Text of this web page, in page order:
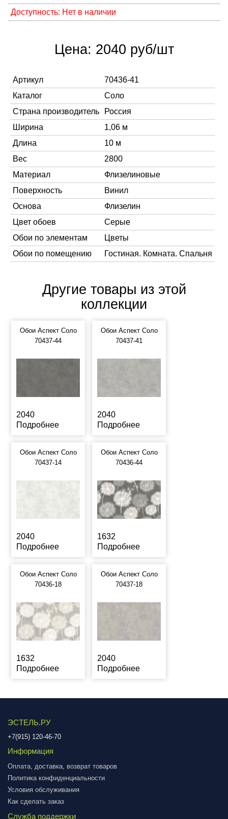
Доступность: Нет в наличии
Цена: 2040 руб/шт
Артикул
70436-41
Каталог
Соло
Страна производитель
Россия
Ширина
1,06 м
Длина
10 м
Вес
2800
Материал
Флизелиновые
Поверхность
Винил
Основа
Флизелин
Цвет обоев
Серые
Обои по элементам
Цветы
Обои по помещению
Гостиная. Комната. Спальня
Другие товары из этой
коллекции
Обои Аспект Соло
70437-44
2040
Подробнее
Обои Аспект Соло
70437-41
2040
Подробнее
Обои Аспект Соло
70437-14
2040
Подробнее
Обои Аспект Соло
70436-44
1632
Подробнее
Обои Аспект Соло
70436-18
1632
Подробнее
Обои Аспект Соло
70437-18
2040
Подробнее
ЭСТЕЛЬ.РУ
+7(915) 120-46-70
Информация
Оплата, доставка, возврат товаров
Политика конфиденциальности
Условия обслуживания
Как сделать заказ
Служба поддержки